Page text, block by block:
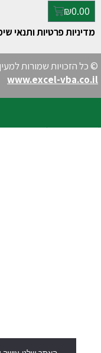
₪
פרטיות ותנאי שימוש
שמורות למעין פולג
www.excel-